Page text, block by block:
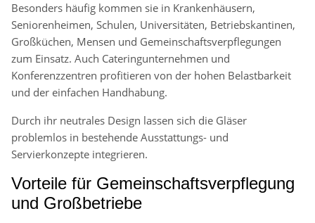
Besonders häufig kommen sie in Krankenhäusern,
Seniorenheimen, Schulen, Universitäten, Betriebskantinen,
Großküchen, Mensen und Gemeinschaftsverpflegungen
zum Einsatz. Auch Cateringunternehmen und
Konferenzzentren profitieren von der hohen Belastbarkeit
und der einfachen Handhabung.
Durch ihr neutrales Design lassen sich die Gläser
problemlos in bestehende Ausstattungs- und
Servierkonzepte integrieren.
Vorteile für Gemeinschaftsverpflegung
und Großbetriebe